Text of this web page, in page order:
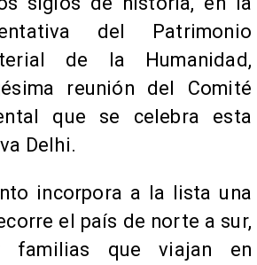
del Patrimonio
de la Humanidad,
reunión del Comité
que se celebra esta
Delhi.
incorpora a la lista una
el país de norte a sur,
familias que viajan en